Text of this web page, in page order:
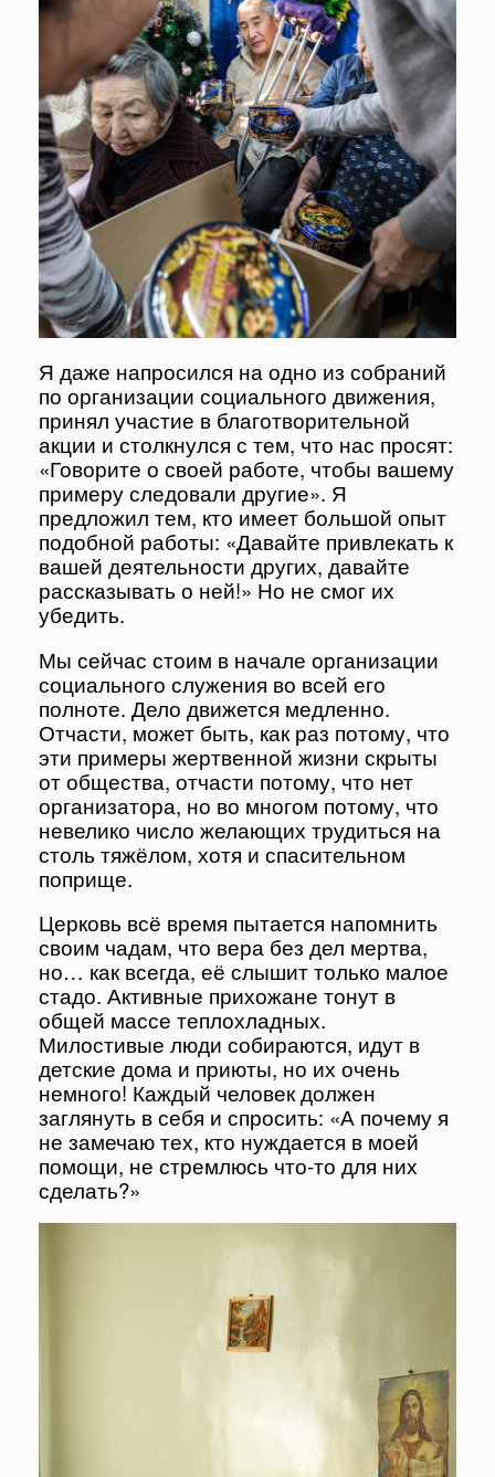
Я даже напросился на одно из собраний
по организации социального движения,
принял участие в благотворительной
акции и столкнулся с тем, что нас просят:
«Говорите о своей работе, чтобы вашему
примеру следовали другие». Я
предложил тем, кто имеет большой опыт
подобной работы: «Давайте привлекать к
вашей деятельности других, давайте
рассказывать о ней!» Но не смог их
убедить.
Мы сейчас стоим в начале организации
социального служения во всей его
полноте. Дело движется медленно.
Отчасти, может быть, как раз потому, что
эти примеры жертвенной жизни скрыты
от общества, отчасти потому, что нет
организатора, но во многом потому, что
невелико число желающих трудиться на
столь тяжёлом, хотя и спасительном
поприще.
Церковь всё время пытается напомнить
своим чадам, что вера без дел мертва,
но… как всегда, её слышит только малое
стадо. Активные прихожане тонут в
общей массе теплохладных.
Милостивые люди собираются, идут в
детские дома и приюты, но их очень
немного! Каждый человек должен
заглянуть в себя и спросить: «А почему я
не замечаю тех, кто нуждается в моей
помощи, не стремлюсь что-то для них
сделать?»